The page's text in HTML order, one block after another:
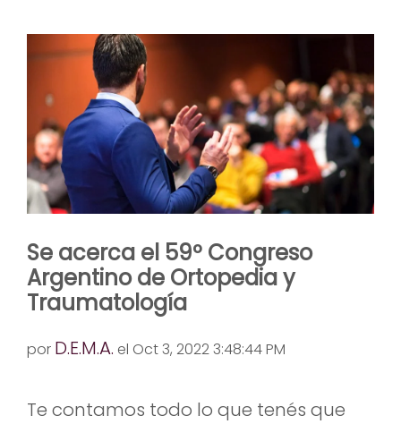
Se acerca el 59º Congreso
Argentino de Ortopedia y
Traumatología
por D.E.M.A. el Oct 3, 2022 3:48:44 PM
Te contamos todo lo que tenés que